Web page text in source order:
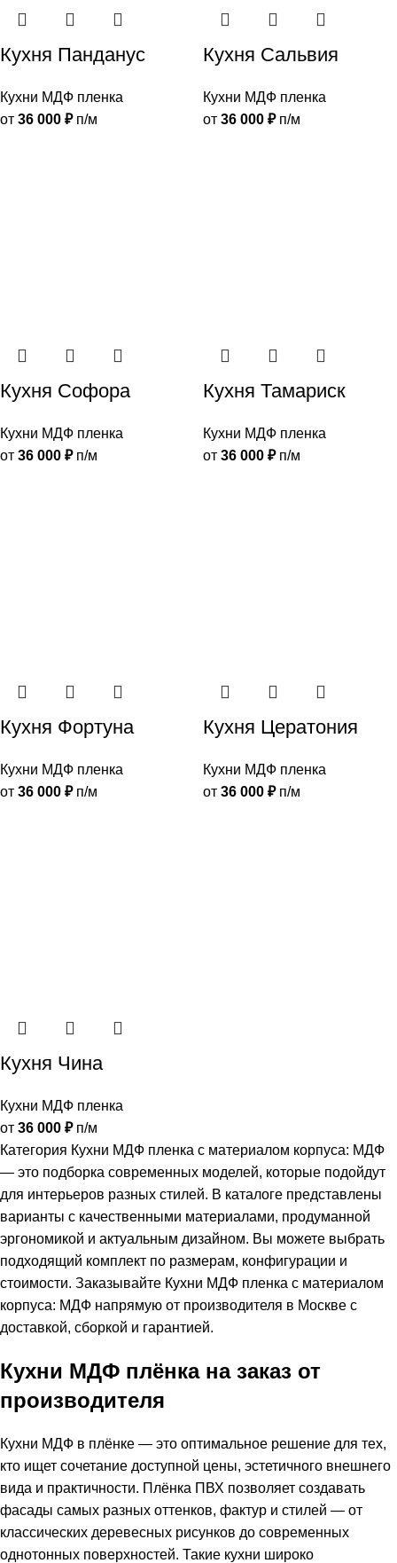
Кухня Панданус
Кухни МДФ пленка
от 36 000 ₽п/м
Кухня Сальвия
Кухни МДФ пленка
от 36 000 ₽п/м
Кухня Софора
Кухни МДФ пленка
от 36 000 ₽п/м
Кухня Тамариск
Кухни МДФ пленка
от 36 000 ₽п/м
Кухня Фортуна
Кухни МДФ пленка
от 36 000 ₽п/м
Кухня Цератония
Кухни МДФ пленка
от 36 000 ₽п/м
Кухня Чина
Кухни МДФ пленка
от 36 000 ₽п/м
Категория Кухни МДФ пленка с материалом корпуса: МДФ
— это подборка современных моделей, которые подойдут
для интерьеров разных стилей. В каталоге представлены
варианты с качественными материалами, продуманной
эргономикой и актуальным дизайном. Вы можете выбрать
подходящий комплект по размерам, конфигурации и
стоимости. Заказывайте Кухни МДФ пленка с материалом
корпуса: МДФ напрямую от производителя в Москве с
доставкой, сборкой и гарантией.
Кухни МДФ плёнка на заказ от
производителя
Кухни МДФ в плёнке — это оптимальное решение для тех,
кто ищет сочетание доступной цены, эстетичного внешнего
вида и практичности. Плёнка ПВХ позволяет создавать
фасады самых разных оттенков, фактур и стилей — от
классических деревесных рисунков до современных
однотонных поверхностей. Такие кухни широко